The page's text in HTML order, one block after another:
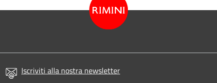
Iscriviti alla nostra newsletter